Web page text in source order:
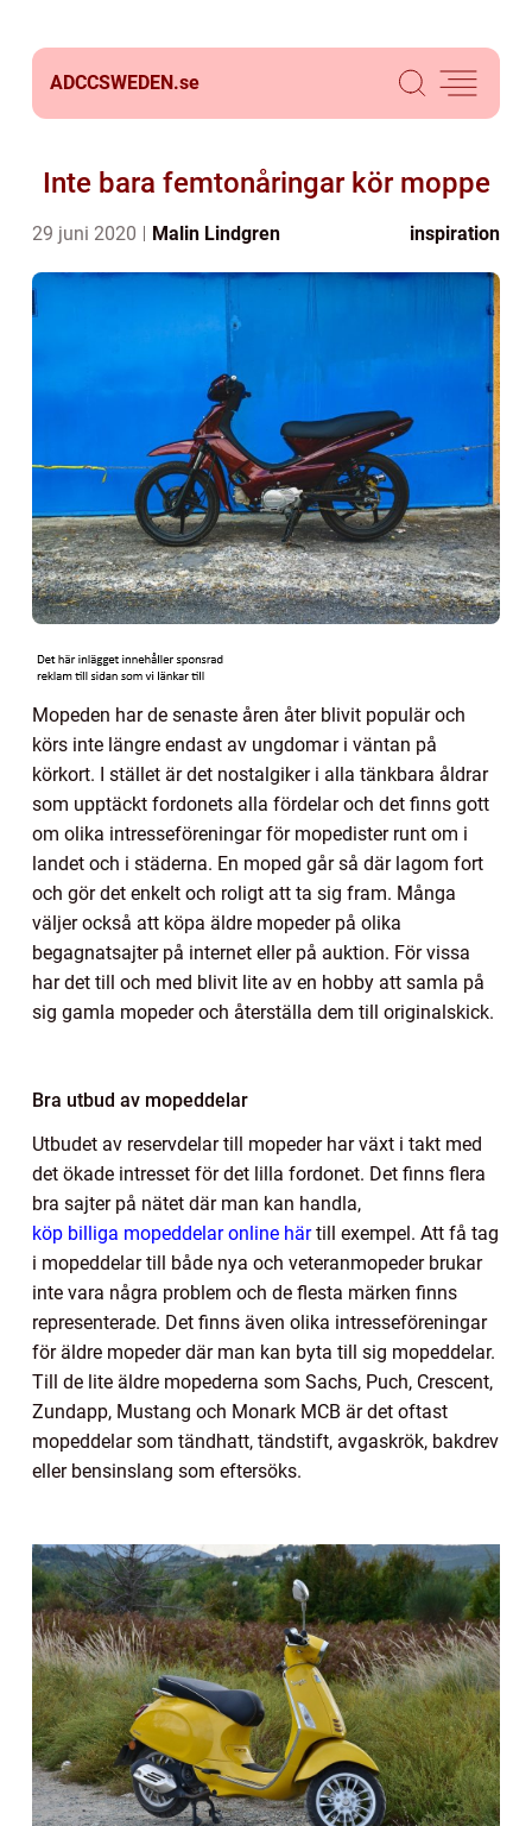
ADCCSWEDEN.se
Inte bara femtonåringar kör moppe
29 juni 2020 Malin Lindgren inspiration
Mopeden har de senaste åren åter blivit populär och
körs inte längre endast av ungdomar i väntan på
körkort. I stället är det nostalgiker i alla tänkbara åldrar
som upptäckt fordonets alla fördelar och det finns gott
om olika intresseföreningar för mopedister runt om i
landet och i städerna. En moped går så där lagom fort
och gör det enkelt och roligt att ta sig fram. Många
väljer också att köpa äldre mopeder på olika
begagnatsajter på internet eller på auktion. För vissa
har det till och med blivit lite av en hobby att samla på
sig gamla mopeder och återställa dem till originalskick.
Bra utbud av mopeddelar
Utbudet av reservdelar till mopeder har växt i takt med
det ökade intresset för det lilla fordonet. Det finns flera
bra sajter på nätet där man kan handla,
köp billiga mopeddelar online härtill exempel. Att få tag
i mopeddelar till både nya och veteranmopeder brukar
inte vara några problem och de flesta märken finns
representerade. Det finns även olika intresseföreningar
för äldre mopeder där man kan byta till sig mopeddelar.
Till de lite äldre mopederna som Sachs, Puch, Crescent,
Zundapp, Mustang och Monark MCB är det oftast
mopeddelar som tändhatt, tändstift, avgaskrök, bakdrev
eller bensinslang som eftersöks.